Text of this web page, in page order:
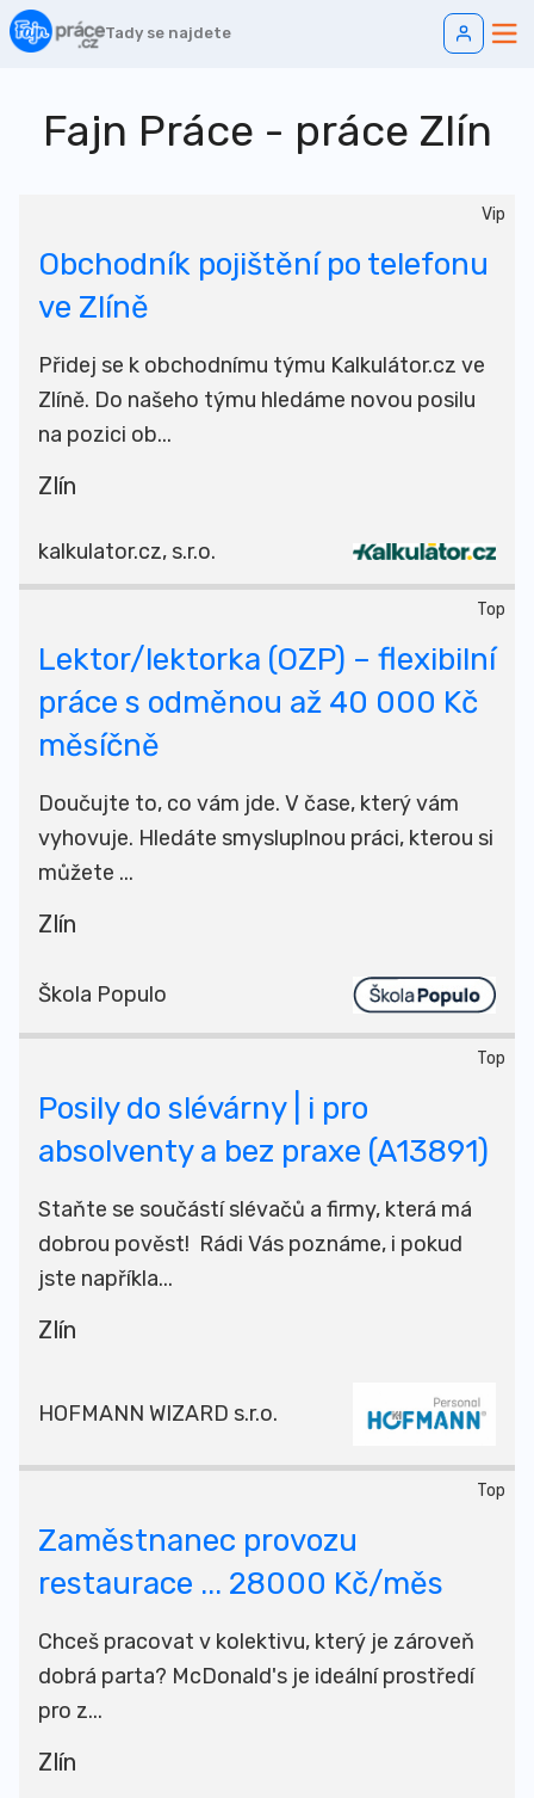
Tady se najdete
Fajn Práce - práce Zlín
Vip
Obchodník pojištění po telefonu
ve Zlíně
Přidej se k obchodnímu týmu Kalkulátor.cz ve
Zlíně. Do našeho týmu hledáme novou posilu
na pozici ob...
Zlín
kalkulator.cz, s.r.o.
Top
Lektor/lektorka (OZP) – flexibilní
práce s odměnou až 40 000 Kč
měsíčně
Doučujte to, co vám jde. V čase, který vám
vyhovuje. Hledáte smysluplnou práci, kterou si
můžete ...
Zlín
Škola Populo
Top
Posily do slévárny | i pro
absolventy a bez praxe (A13891)
Staňte se součástí slévačů a firmy, která má
dobrou pověst! Rádi Vás poznáme, i pokud
jste napříkla...
Zlín
HOFMANN WIZARD s.r.o.
Top
Zaměstnanec provozu
restaurace ... 28000 Kč/měs
Chceš pracovat v kolektivu, který je zároveň
dobrá parta? McDonald's je ideální prostředí
pro z...
Zlín